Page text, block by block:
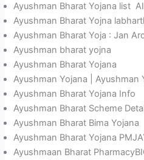
Ayushman Bharat Yojana list
Ayushman Bharat Yojna
Ayushman Bharat Yoja : Jan
Ayushman bharat yojna
Ayushman Bharat Yojana
Ayushman Yojana | Ayushman
Ayushman Bharat Yojana Info
Ayushman Bharat Scheme
Ayushman Bharat Bima Yojana
Ayushman Bharat Yojana
Ayushmaan Bharat